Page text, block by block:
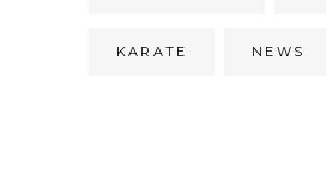
KARATE NEWS